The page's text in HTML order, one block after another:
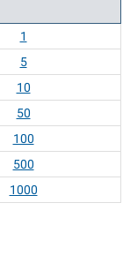
1
5
10
50
100
500
1000